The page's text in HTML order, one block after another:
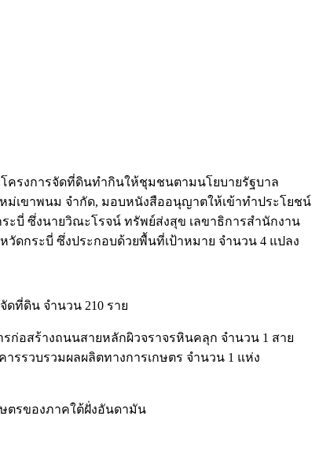
ครงการจัดที่ดินทำกินให้ชุมชนตามนโยบายรัฐบาล
หม่เขาพนม จำกัด, มอบหนังสืออนุญาตให้เข้าทำประโยชน์
ะบี่ ซึ่งนายวิณะโรจน์ ทรัพย์ส่งสุข เลขาธิการสำนักงาน
ดกระบี่ ซึ่งประกอบด้วยพื้นที่เป้าหมาย จำนวน 4 แปลง
ที่ดิน จำนวน 210 ราย
ก่อสร้างถนนสายหลักผิวจราจรหินคลุก จำนวน 1 สาย
ารรวบรวมผลผลิตทางการเกษตร จำนวน 1 แห่ง
ตรของภาคใต้ฝั่งอันดามัน